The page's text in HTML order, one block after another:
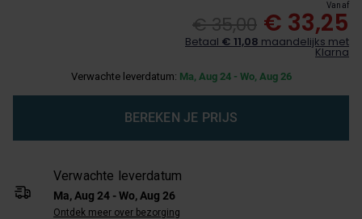
Vanaf
€ 35,00 € 33,25
Betaal € 11,08 maandelijks met
Klarna
Verwachte leverdatum: Ma, Aug 24 - Wo, Aug 26
BEREKEN JE PRIJS
Verwachte leverdatum
Ma, Aug 24 - Wo, Aug 26
Ontdek meer over bezorging